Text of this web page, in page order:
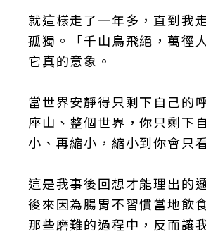
就這樣走了一年多，直到我
孤獨。「千山鳥飛絕，萬徑
它真的意象。
當世界安靜得只剩下自己的
座山、整個世界，你只剩下
小、再縮小，縮小到你會只
這是我事後回想才能理出的
後來因為腸胃不習慣當地飲
那些磨難的過程中，反而讓